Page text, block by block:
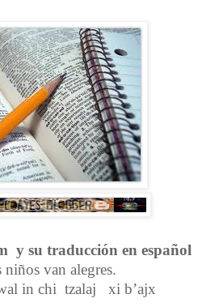
y su traducción en español
niños van alegres.
in chi tzalaj xi b’ajx